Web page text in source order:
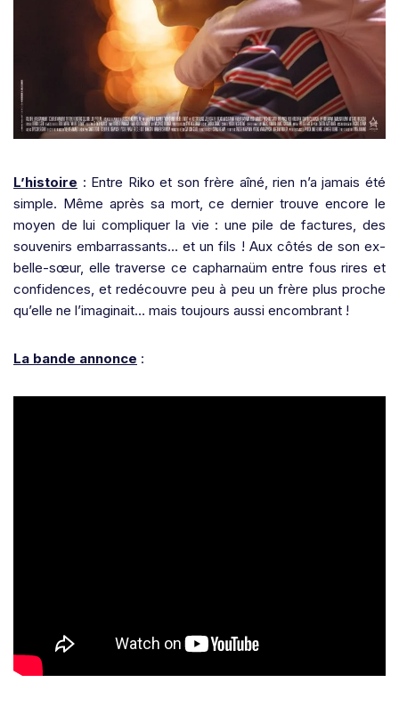
L’histoire : Entre Riko et son frère aîné, rien n’a jamais été
simple. Même après sa mort, ce dernier trouve encore le
moyen de lui compliquer la vie : une pile de factures, des
souvenirs embarrassants… et un fils ! Aux côtés de son ex-
belle-sœur, elle traverse ce capharnaüm entre fous rires et
confidences, et redécouvre peu à peu un frère plus proche
qu’elle ne l’imaginait… mais toujours aussi encombrant !
La bande annonce :